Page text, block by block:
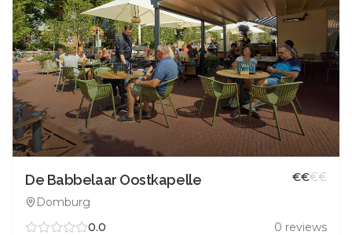
De Babbelaar Oostkapelle
Domburg
€€€€
0.0 0 reviews